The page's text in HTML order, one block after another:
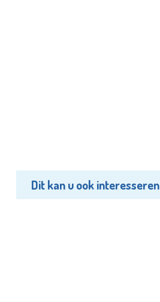
Dit kan u ook interesseren